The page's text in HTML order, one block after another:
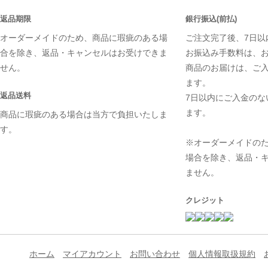
返品期限
オーダーメイドのため、商品に瑕疵のある場
合を除き、返品・キャンセルはお受けできま
せん。
返品送料
商品に瑕疵のある場合は当方で負担いたしま
す。
銀行振込(前払)
ご注文完了後、7日
お振込み手数料は、
商品のお届けは、ご
ます。
7日以内にご入金の
ます。
※オーダーメイドの
場合を除き、返品・
ません。
クレジット
ホーム マイアカウント お問い合わせ 個人情報取扱規約